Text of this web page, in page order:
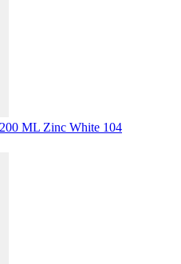
ML Zinc White 104